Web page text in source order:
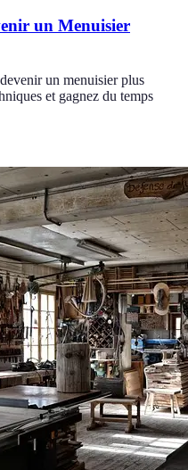
un Menuisier
un menuisier plus
et gagnez du temps